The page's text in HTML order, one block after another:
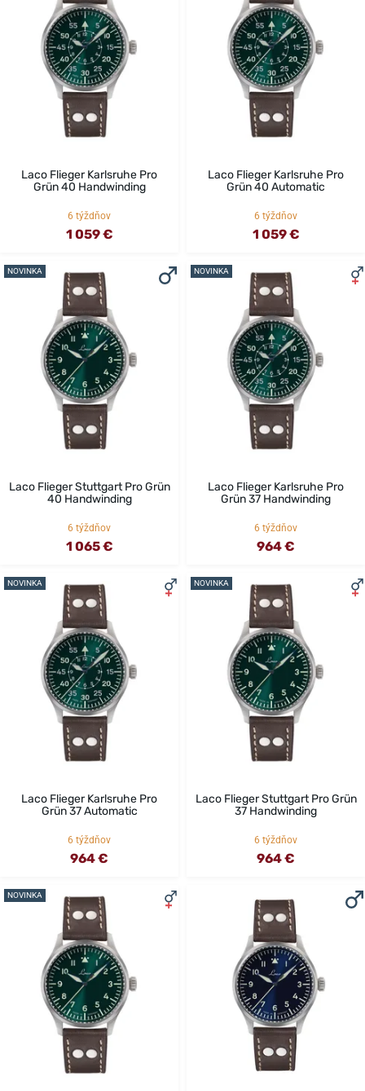
Laco Flieger Karlsruhe Pro
Grün 40 Handwinding
6 týždňov
1 059 €
Laco Flieger Karlsruhe Pro
Grün 40 Automatic
6 týždňov
1 059 €
NOVINKA
Laco Flieger Stuttgart Pro Grün
40 Handwinding
6 týždňov
1 065 €
NOVINKA
Laco Flieger Karlsruhe Pro
Grün 37 Handwinding
6 týždňov
964 €
NOVINKA
Laco Flieger Karlsruhe Pro
Grün 37 Automatic
6 týždňov
964 €
NOVINKA
Laco Flieger Stuttgart Pro Grün
37 Handwinding
6 týždňov
964 €
NOVINKA